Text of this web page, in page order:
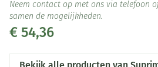
€ 54,36
Neem contact op met ons via telefoon
samen de mogelijkheden.